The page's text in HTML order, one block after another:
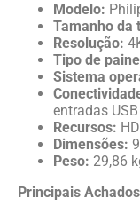
Modelo:
Tamanho da
Resolução:
Tipo de
Sistema
entradas USB
Recursos:
Dimensões:
Peso: 29,86
Principais Achados